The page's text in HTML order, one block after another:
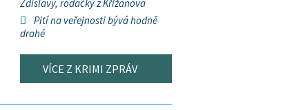
Zdislavy, rodačky z Křižanova
Pití na veřejnosti bývá hodně
drahé
VÍCE Z KRIMI ZPRÁV